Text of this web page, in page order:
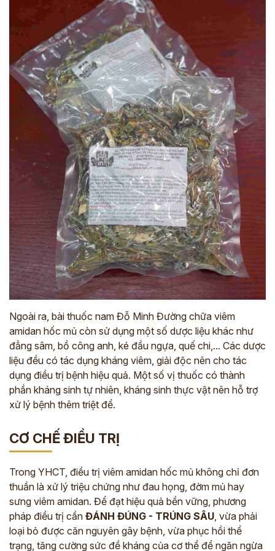
Ngoài ra, bài thuốc nam Đỗ Minh Đường chữa viêm
amidan hốc mủ còn sử dụng một số dược liệu khác như
đẳng sâm, bồ công anh, ké đầu ngựa, quế chi,... Các dược
liệu đều có tác dụng kháng viêm, giải độc nên cho tác
dụng điều trị bệnh hiệu quả. Một số vị thuốc có thành
phần kháng sinh tự nhiên, kháng sinh thực vật nên hỗ trợ
xử lý bệnh thêm triệt để.
CƠ CHẾ ĐIỀU TRỊ
Trong YHCT, điều trị viêm amidan hốc mủ không chỉ đơn
thuần là xử lý triệu chứng như đau họng, đờm mủ hay
sưng viêm amidan. Để đạt hiệu quả bền vững, phương
pháp điều trị cần ĐÁNH ĐÚNG - TRÚNG SÂU, vừa phải
loại bỏ được căn nguyên gây bệnh, vừa phục hồi thể
trạng, tăng cường sức đề kháng của cơ thể để ngăn ngừa